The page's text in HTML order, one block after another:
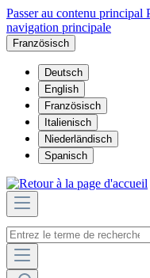
Passer au contenu principal
navigation principale
Französisch
Deutsch
English
Französisch
Italienisch
Niederländisch
Spanisch